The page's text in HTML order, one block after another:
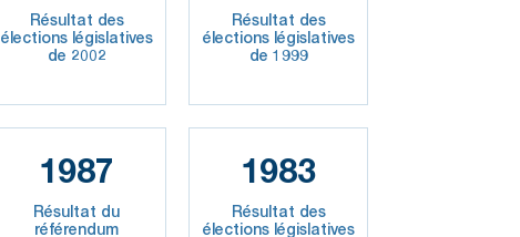
Résultat des
élections législatives
de 2002
Résultat des
élections législatives
de 1999
1987
Résultat du
référendum
1983
Résultat des
élections législatives